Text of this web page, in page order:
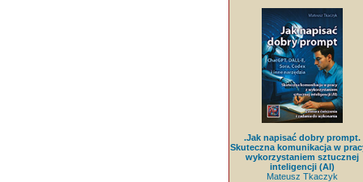
.Jak napisać dobry prompt.
Skuteczna komunikacja w
wykorzystaniem sztucznej
inteligencji (AI)
Mateusz Tkaczyk